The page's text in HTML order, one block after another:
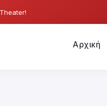
Αρχική